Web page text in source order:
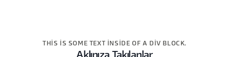
THIS IS SOME TEXT INSIDE OF A DIV BLOCK.